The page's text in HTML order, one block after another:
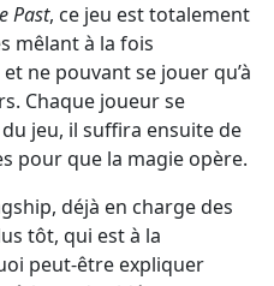
Past, ce jeu est totalement
mêlant à la fois
ne pouvant se jouer qu’à
Chaque joueur se
jeu, il suffira ensuite de
pour que la magie opère.
déjà en charge des
tôt, qui est à la
peut-être expliquer